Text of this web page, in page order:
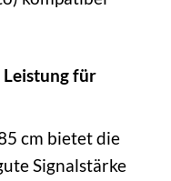
Leistung für
cm bietet die
Signalstärke